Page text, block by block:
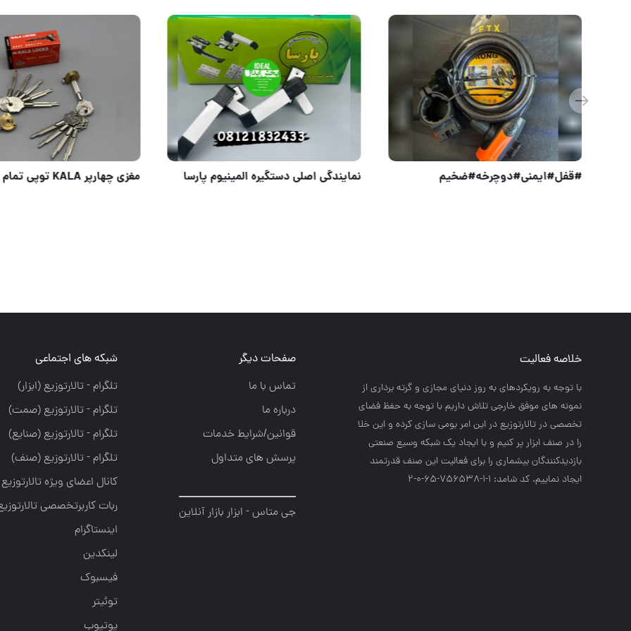
#قفل#ایمنی#دوچرخه#ضخیم نمایندگی اصلی دستگيره
خلاصه فعالیت
با توجه به رويكردهاي به روز دنياي مجازي و گرته برداري از
نمونه هاي موفق خارجي تلاش داريم با توجه به حفظ فضاي
تخصصي در تالارتوزيع در اين امر بومي سازي كرده و اين خلا
را در صنف ابزار پر كنيم و با ايجاد يك شبكه وسيع صنعتي
بازديدكنندگان بيشماري را براي فعاليت اين صنف قدرتمند
ايجاد نماييم. کد شامد: 1-1-756538-65-0-2
صفحات دیگر
تماس با ما
درباره ما
قوانین/شرایط خدمات
پرسش های متداول
جی متاس - ابزار بازار آنلاین
شبکه های اجتماعی
تلگرام - تالارتوزيع (ابزار)
تلگرام - تالارتوزيع (صمت)
تلگرام - تالارتوزيع (صنايع)
تلگرام - تالارتوزیع (صنف)
کانال اعضای ویژه تالارتوزیع
ربات کاربرتخصصی
اینستاگرام
لینکدین
فیسبوک
توئیتر
یوتیوب